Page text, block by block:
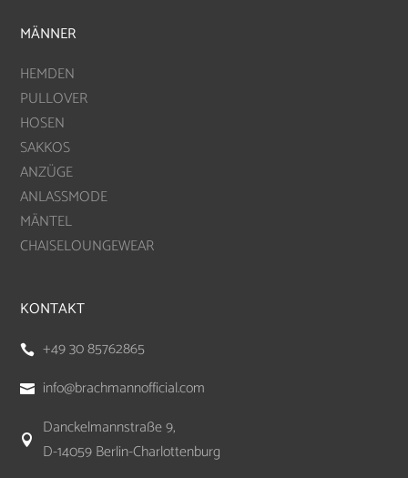
MÄNNER
HEMDEN
PULLOVER
HOSEN
SAKKOS
ANZÜGE
ANLASSMODE
MÄNTEL
CHAISELOUNGEWEAR
KONTAKT
 +49 30 85762865
 info@brachmannofficial.com

Danckelmannstraße 9,
D-14059 Berlin-Charlottenburg